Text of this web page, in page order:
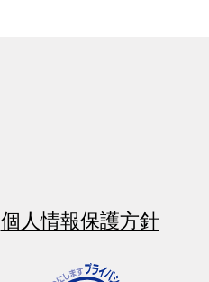
個人情報保護方針